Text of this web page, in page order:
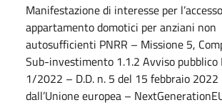
Manifestazione di interesse per
appartamento domotici per anziani non
autosufficienti PNRR – Missione 5,
Sub-investimento 1.1.2 Avviso pubblico
1/2022 – D.D. n. 5 del 15 febbraio
dall’Unione europea –